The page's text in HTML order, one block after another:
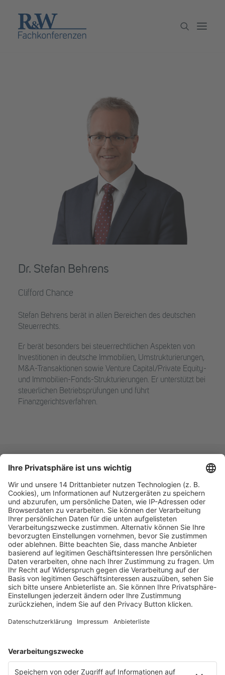
Partner werden
Archiv
Dr. Stefan Behrens
Clifford Chance
Stefan Behrens berät in allen Bereichen des deutschen
Steuerrechts.
Er berät besonders bei steuerrechtlichen Aspekten von
Investitionen in deutsche Immobilien, Umstrukturierungen,
M&A-Transaktionen sowie Venture Capital/Private Equity-
und Immobilien-Fonds-Strukturierungen. Er unterstützt bei
steuerlichen Betriebsprüfungen und führt
Finanzgerichtsverfahren.
Fachmedien Recht und Wirtschaft
Ein Fachbereich der
dfv Mediengruppe
Mainzer Landstr. 251
60326 Frankfurt am Main
E-Mail:info@ruw.de
Web:https://www.ruw.de
AGB
Datenschutzerklärung